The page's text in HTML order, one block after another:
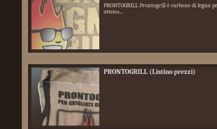
PRONTOGRILL Prontogrill è carbone di legna
ottenu...
PRONTOGRILL (Listino prezzi)